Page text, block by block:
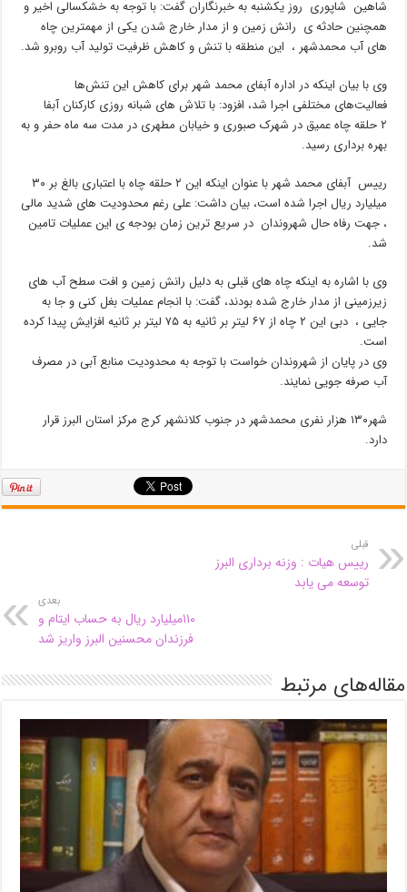
شاهین شاپوری روز یکشنبه به خبرنگاران گفت: با توجه به خشکسالی اخیر و
همچنین حادثه ی رانش زمین و از مدار خارج شدن یکی از مهمترین چاه
های آب محمدشهر ، این منطقه با تنش و کاهش ظرفیت تولید آب روبرو شد.
وی با بیان اینکه در اداره آبفای محمد شهر برای کاهش این تنش‌ها
فعالیت‌های مختلفی اجرا شد، افزود: با تلاش های شبانه روزی کارکنان آبفا
۲ حلقه چاه عمیق در شهرک صبوری و خیابان مطهری در مدت سه ماه حفر و به
بهره برداری رسید.
رییس آبفای محمد شهر با عنوان اینکه این ۲ حلقه چاه با اعتباری بالغ بر ۳۰
میلیارد ریال اجرا شده است، بیان داشت: علی رغم محدودیت های شدید مالی
، جهت رفاه حال شهروندان در سریع ترین زمان بودجه ی این عملیات تامین
شد.
وی با اشاره به اینکه چاه های قبلی به دلیل رانش زمین و افت سطح آب های
زیرزمینی از مدار خارج شده بودند، گفت: با انجام عملیات بغل کنی و جا به
جایی ، دبی این ۲ چاه از ۶۷ لیتر بر ثانیه به ۷۵ لیتر بر ثانیه افزایش پیدا کرده
است.
وی در پایان از شهروندان خواست با توجه به محدودیت منابع آبی در مصرف
آب صرفه جویی نمایند.
شهر۱۳۰ هزار نفری محمدشهر در جنوب کلانشهر کرج مرکز استان البرز قرار
دارد.
قبلی
رییس هیات : وزنه برداری البرز
توسعه می یابد
بعدی
۱۱۰میلیارد ریال به حساب ایتام و
فرزندان محسنین البرز واریز شد
مقاله‌های مرتبط